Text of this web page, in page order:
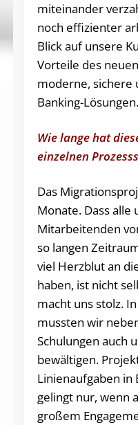
miteinander
noch effizienter
Blick auf unsere
Vorteile des
moderne, sichere
Banking-Lösungen.
Wie lange hat
einzelnen
Das
Monate. Dass alle
Mitarbeitenden
so langen
viel Herzblut an
haben, ist nicht
macht uns stolz.
mussten wir
Schulungen auch
bewältigen.
Linienaufgaben in
gelingt nur, wenn
großem